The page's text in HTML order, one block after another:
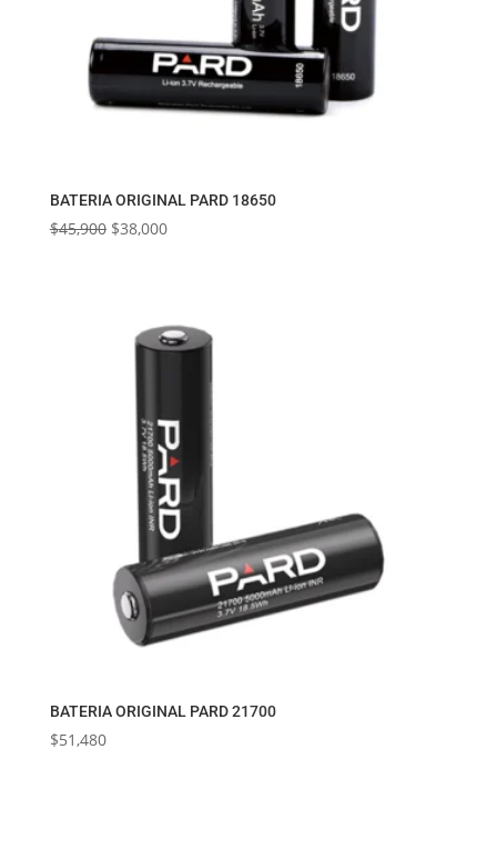
BATERIA ORIGINAL PARD 18650
$45,900 El
$45,900.
$38,000El
$38,000.
BATERIA ORIGINAL PARD 21700
$51,480